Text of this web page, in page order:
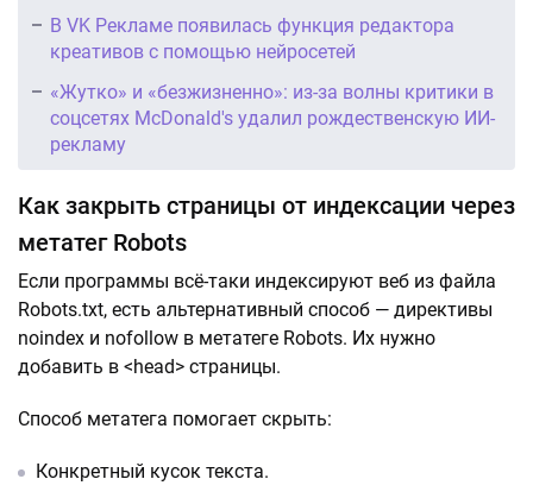
В VK Рекламе появилась функция редактора
креативов с помощью нейросетей
«Жутко» и «безжизненно»: из-за волны критики в
соцсетях McDonald's удалил рождественскую ИИ-
рекламу
Как закрыть страницы от индексации через
метатег Robots
Если программы всё-таки индексируют веб из файла
Robots.txt, есть альтернативный способ — директивы
noindex и nofollow в метатеге Robots. Их нужно
добавить в <head> страницы.
Способ метатега помогает скрыть:
Конкретный кусок текста.